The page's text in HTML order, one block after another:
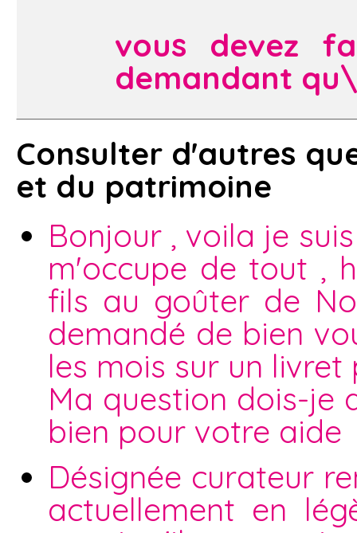
vous devez
demandant
Consulter d'autres
et du patrimoine
Bonjour , voila je
m'occupe de tout ,
fils au goûter de
demandé de bien
les mois sur un
Ma question dois-je
bien pour votre aide
Désignée curateur
actuellement en